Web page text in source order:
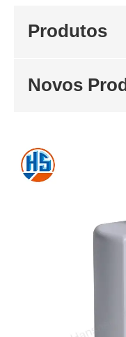
Produtos
Novos